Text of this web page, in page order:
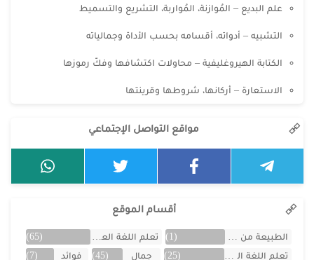
علم البديع – المُوازنة، المُواربة، التشريع والتسميط
التشبيه – أدواته، أقسامه بحسب الأداة وجمالياته
الكتابة الهيروغليفية – محاولات اكتشافها وفكّ رموزها
الاستعارة – أركانها، شروطها وقرينتها
مواقع التواصل الإجتماعي
أقسام الموقع
الطبيعة من البلد (1) تعلم اللغة العربية
(65)
تعلم اللغة الفرنسية
(25) جمال (45) فوائد (7)